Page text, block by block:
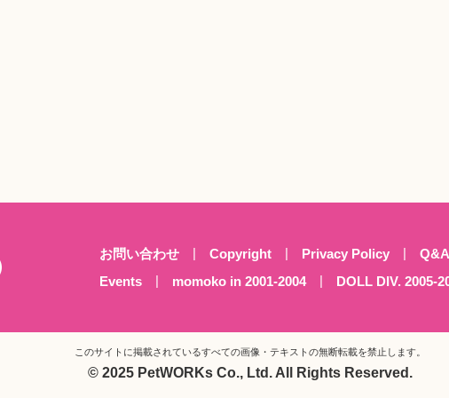
お問い合わせ Copyright Privacy Policy Q&A
Events
momoko in 2001-2004 DOLL DIV. 2005-
このサイトに掲載されているすべての画像・テキストの無断転載を禁止します。
© 2025 PetWORKs Co., Ltd. All Rights Reserved.